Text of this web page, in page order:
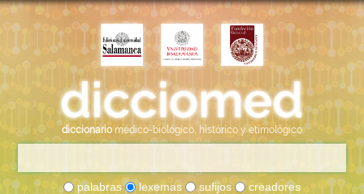
diccionario médico-biológico, histórico y etimológico
palabras lexemas sufijos creadores